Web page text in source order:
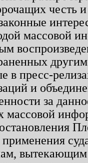
честь
массовой
в пресс-
и
за
массовой
применения
вытекающим